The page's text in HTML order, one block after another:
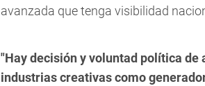
avanzada que tenga visibilidad
"Hay decisión y voluntad política
industrias creativas como